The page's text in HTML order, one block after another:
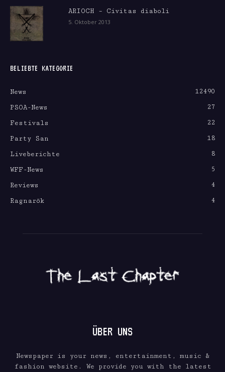
ARIOCH – Civitas diaboli
5. Oktober 2013
BELIEBTE KATEGORIE
News
12490
PSOA-News
27
Festivals
22
Party San
18
Liveberichte
8
WFF-News
5
Reviews
4
Ragnarök
4
ÜBER UNS
Newspaper is your news, entertainment, music &
fashion website. We provide you with the latest